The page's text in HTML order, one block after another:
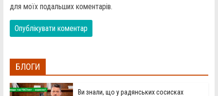
для моїх подальших коментарів.
БЛОГИ
Ви знали, що у радянських сосисках